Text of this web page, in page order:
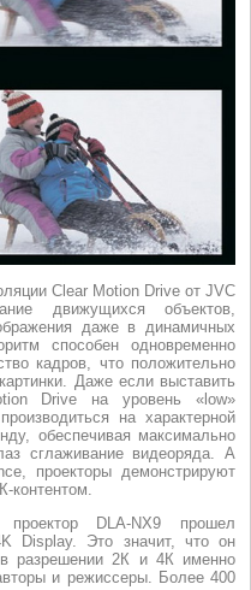
Clear Motion Drive от JVC
движущихся объектов,
даже в динамичных
способен одновременно
кадров, что положительно
Даже если выставить
Drive на уровень «low»
на характерной
обеспечивая максимально
сглаживание видеоряда. А
проекторы демонстрируют
контентом.
проектор DLA-NX9 прошел
Display. Это значит, что он
разрешении 2К и 4К именно
и режиссеры. Более 400